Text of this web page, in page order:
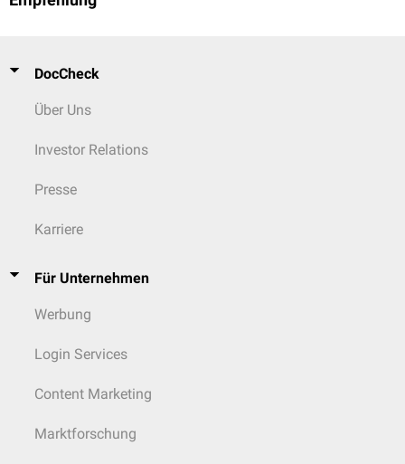
DocCheck
Über Uns
Investor Relations
Presse
Karriere
Für Unternehmen
Werbung
Login Services
Content Marketing
Marktforschung